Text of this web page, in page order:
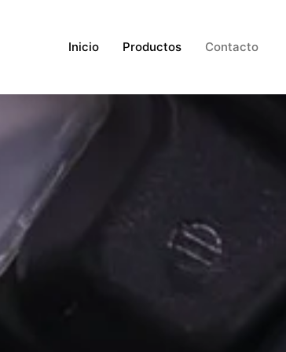
Inicio Productos Contacto